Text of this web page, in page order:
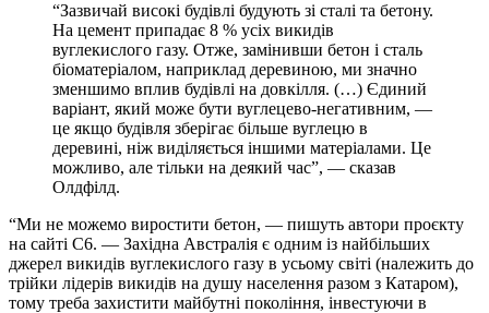
“Зазвичай високі будівлі будують зі сталі та бетону.
На цемент припадає 8 % усіх викидів
вуглекислого газу. Отже, замінивши бетон і сталь
біоматеріалом, наприклад деревиною, ми значно
зменшимо вплив будівлі на довкілля. (…) Єдиний
варіант, який може бути вуглецево-негативним, —
це якщо будівля зберігає більше вуглецю в
деревині, ніж виділяється іншими матеріалами. Це
можливо, але тільки на деякий час”, — сказав
Олдфілд.
“Ми не можемо виростити бетон, — пишуть автори проєкту
на сайті С6. — Західна Австралія є одним із найбільших
джерел викидів вуглекислого газу в усьому світі (належить до
трійки лідерів викидів на душу населення разом з Катаром),
тому треба захистити майбутні покоління, інвестуючи в